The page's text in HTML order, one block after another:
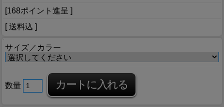
[168ポイント進呈 ]
[ 送料込 ]
サイズ／カラー
数量